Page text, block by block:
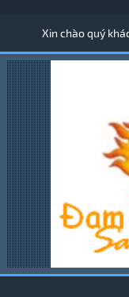
Xin chào quý